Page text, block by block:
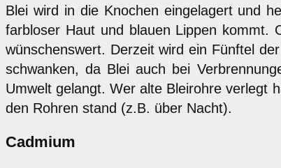
Blei wird in die Knochen eingelagert und
farbloser Haut und blauen Lippen kommt.
wünschenswert. Derzeit wird ein Fünftel
schwanken, da Blei auch bei
Umwelt gelangt. Wer alte Bleirohre verlegt
den Rohren stand (z.B. über Nacht).
Cadmium